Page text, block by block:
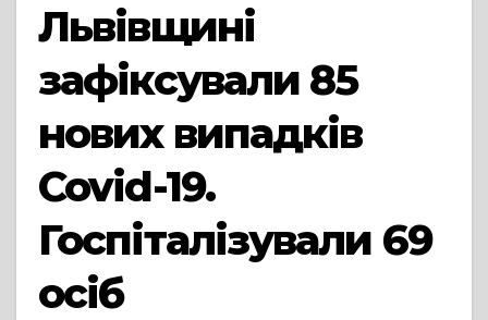
Львівщині
зафіксували 85
нових випадків
Covid-19.
Госпіталізували 69
осіб